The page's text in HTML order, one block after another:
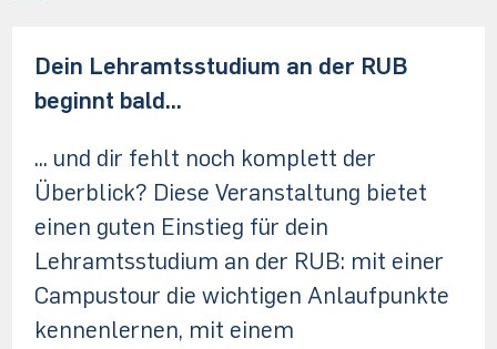
Dein Lehramtsstudium an der RUB
beginnt bald...
... und dir fehlt noch komplett der
Überblick? Diese Veranstaltung bietet
einen guten Einstieg für dein
Lehramtsstudium an der RUB: mit einer
Campustour die wichtigen Anlaufpunkte
kennenlernen, mit einem